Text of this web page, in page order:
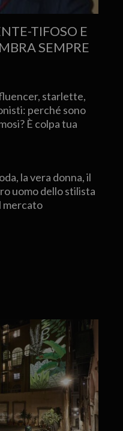
TIFOSO E
SEMPRE
starlette,
perché sono
È colpa tua
la vera donna, il
uomo dello stilista
mercato